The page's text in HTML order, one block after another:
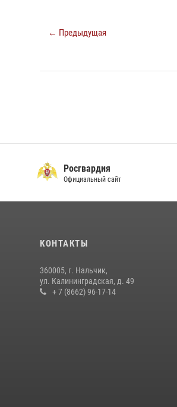
← Предыдущая
Росгвардия
Официальный сайт
КОНТАКТЫ
360005, г. Нальчик,
ул. Калининградская, д. 49
+ 7 (8662) 96-17-14